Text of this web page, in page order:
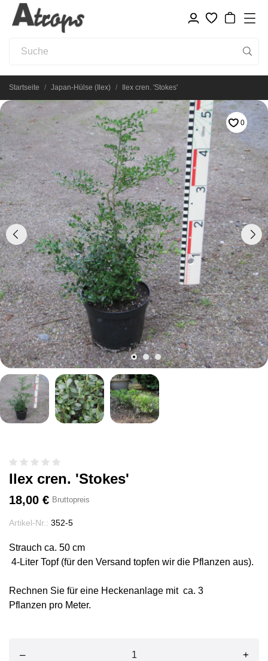
Startseite Japan-Hülse (Ilex) Ilex cren. 'Stokes'
0
Ilex cren. 'Stokes'
18,00 € Bruttopreis
Artikel-Nr.: 352-5
Strauch ca. 50 cm
4-Liter Topf (für den Versand topfen wir die Pflanzen aus).
Rechnen Sie für eine Heckenanlage mit ca. 3
Pflanzen pro Meter.
– +